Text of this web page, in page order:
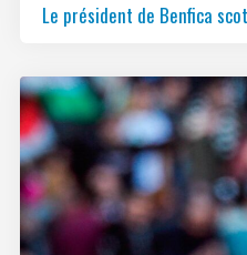
Le président de Benfica